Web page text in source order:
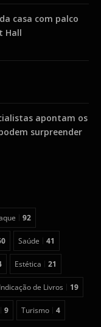
casa com palco
Hall
apontam os
surpreender
92
Saúde 41
Estética 21
Indicação de Livros 19
9 Turismo 4